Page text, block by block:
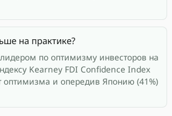
на практике?
по оптимизму инвесторов на
Kearney FDI Confidence Index
оптимизма и опередив Японию (41%)